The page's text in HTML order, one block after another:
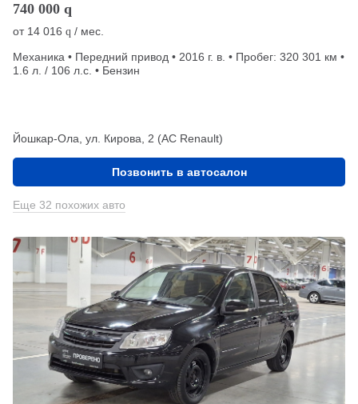
740 000 q
от 14 016 q / мес.
Механика • Передний привод • 2016 г. в. • Пробег: 320 301 км •
1.6 л. / 106 л.с. • Бензин
Йошкар-Ола, ул. Кирова, 2 (АС Renault)
Позвонить в автосалон
Еще 32 похожих авто